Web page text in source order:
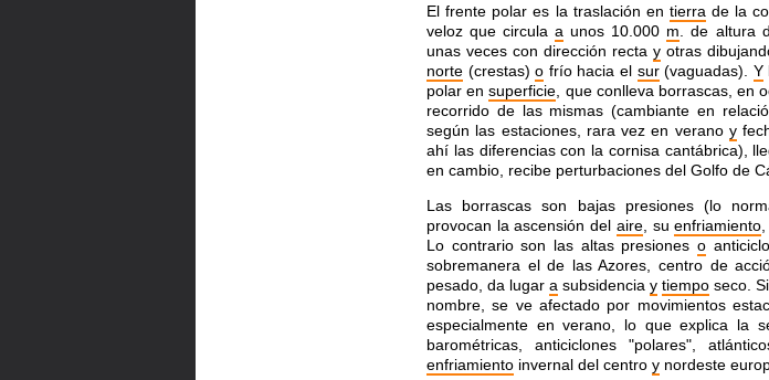
El frente polar es la traslación en tierra de la
veloz que circulaa unos 10.000 m . de altura
unas veces con dirección recta y otras
norte (crestas)o frío hacia el sur(vaguadas). Y
polar ensuperficie , que conlleva borrascas, en
recorrido de las mismas (cambiante en
según las estaciones, rara vez en verano y
ahí las diferencias con la cornisa cantábrica),
en cambio, recibe perturbaciones del Golfo de
Las borrascas son bajas presiones (lo
provocan la ascensión del aire, suenfriamiento
Lo contrario son las altas presioneso
sobremanera el de las Azores, centro de
pesado, da lugar a subsidencia y tiempo seco.
nombre, se ve afectado por movimientos
especialmente en verano, lo que explica la
barométricas, anticiclones "polares",
enfriamiento invernal del centro y nordeste